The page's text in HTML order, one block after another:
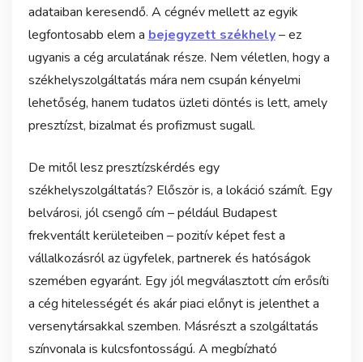
adataiban keresendő. A cégnév mellett az egyik
legfontosabb elem a bejegyzett székhely– ez
ugyanis a cég arculatának része. Nem véletlen, hogy a
székhelyszolgáltatás mára nem csupán kényelmi
lehetőség, hanem tudatos üzleti döntés is lett, amely
presztízst, bizalmat és profizmust sugall.
De mitől lesz presztízskérdés egy
székhelyszolgáltatás? Először is, a lokáció számít. Egy
belvárosi, jól csengő cím – például Budapest
frekventált kerületeiben – pozitív képet fest a
vállalkozásról az ügyfelek, partnerek és hatóságok
szemében egyaránt. Egy jól megválasztott cím erősíti
a cég hitelességét és akár piaci előnyt is jelenthet a
versenytársakkal szemben. Másrészt a szolgáltatás
színvonala is kulcsfontosságú. A megbízható